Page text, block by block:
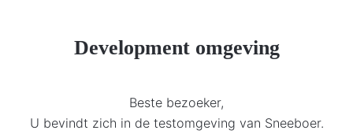
Development omgeving
Beste bezoeker,
U bevindt zich in de testomgeving van Sneeboer.